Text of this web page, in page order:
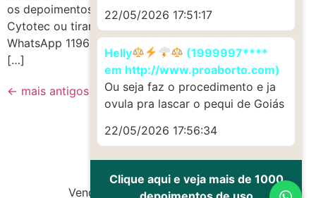
os depoimentos dos nossos clientes. Para comprar
Cytotec ou tirar dúvidas temos nosso
WhatsApp 1196281-1874 ou através de nossa página
[…]
← mais antigos
Vendas de Cytotec e Misoprostol
22/05/2026 17:51:17
Helly
(1999997****
em http://www.proaborto.com)
Ou seja faz o procedimento e ja
ovula pra lascar o pequi de Goiás
22/05/2026 17:56:34
Clique aqui e veja mais de 1000